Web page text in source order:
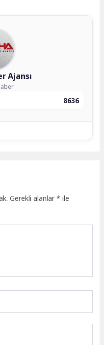
Ajansı
8636
Gerekli alanlar* ile